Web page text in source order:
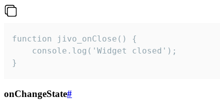
function jivo_onClose() {
    console.log('Widget closed');
}
onChangeState#